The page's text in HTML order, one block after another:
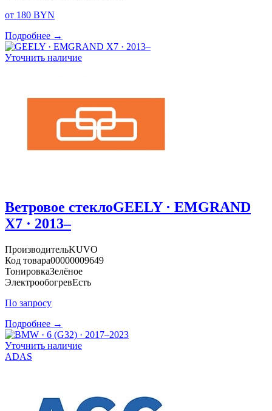
от 180 BYN
Подробнее →
Уточнить наличие
Ветровое стеклоGEELY · EMGRAND
X7 · 2013–
ПроизводительKUVO
Код товара00000009649
ТонировкаЗелёное
ЭлектрообогревЕсть
По запросу
Подробнее →
Уточнить наличие
ADAS